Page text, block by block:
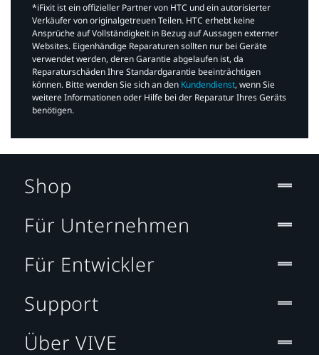
*iFixit ist ein offizieller Partner von HTC und ein autorisierter
Verkäufer von originalgetreuen Teilen. HTC erhebt keine
Ansprüche auf Vollständigkeit in Bezug auf Aussagen externer
Websites. Eigenhändige Reparaturen sollten nur bei Geräte
verwendet werden, deren Garantie abgelaufen ist, da
Reparaturschäden Ihre Standardgarantie beeinträchtigen
können. Bitte wenden Sie sich an den Kundendienst, wenn Sie
weitere Informationen oder Hilfe bei der Reparatur Ihres Geräts
benötigen.​
Shop
Für Unternehmen
Für Entwickler
Support
Über VIVE